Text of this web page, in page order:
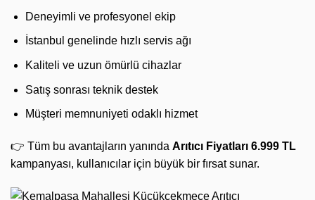
Deneyimli ve profesyonel ekip
İstanbul genelinde hızlı servis ağı
Kaliteli ve uzun ömürlü cihazlar
Satış sonrası teknik destek
Müşteri memnuniyeti odaklı hizmet
👉 Tüm bu avantajların yanında Arıtıcı Fiyatları 6.999 TL
kampanyası, kullanıcılar için büyük bir fırsat sunar.